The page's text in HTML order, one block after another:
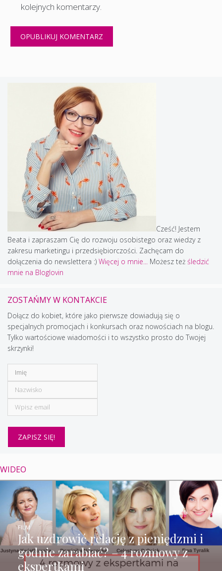
kolejnych komentarzy.
Cześć! Jestem
Beata i zapraszam Cię do rozwoju osobistego oraz wiedzy z
zakresu marketingu i przedsiębiorczości. Zachęcam do
dołączenia do newslettera :) Więcej o mnie... Możesz też śledzić
mnie na Bloglovin
ZOSTAŃMY W KONTAKCIE
Dołącz do kobiet, które jako pierwsze dowiadują się o
specjalnych promocjach i konkursach oraz nowościach na blogu.
Tylko wartościowe wiadomości i to wszystko prosto do Twojej
skrzynki!
WIDEO
Jak uzdrowić relację z pieniędzmi i
godnie zarabiać? – 4 rozmowy z
ekspertkami
FILM